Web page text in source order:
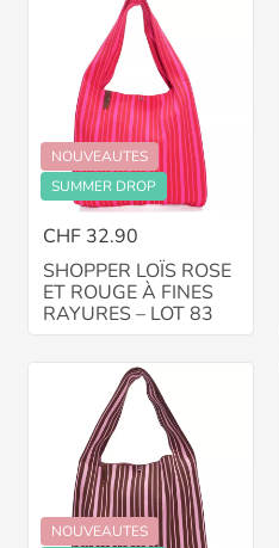
NOUVEAUTES
SUMMER DROP
CHF 32.90
SHOPPER LOÏS ROSE
ET ROUGE À FINES
RAYURES – LOT 83
NOUVEAUTES